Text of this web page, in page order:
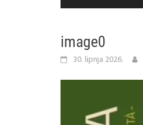
image0
30. lipnja 2026.